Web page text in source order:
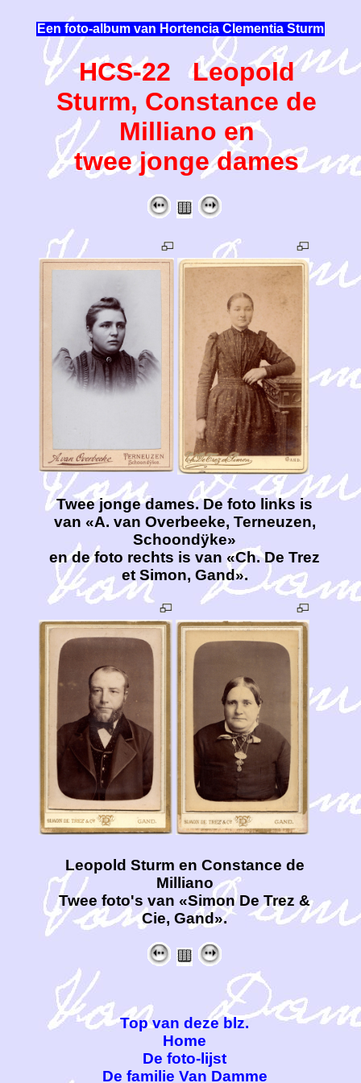
Een foto-album van Hortencia Clementia Sturm
HCS-22 Leopold
Sturm, Constance de
Milliano en
twee jonge dames
Twee jonge dames. De foto links is
van «A. van Overbeeke, Terneuzen,
Schoondÿke»
en de foto rechts is van «Ch. De Trez
et Simon, Gand».
Leopold Sturm en Constance de
Milliano
Twee foto's van «Simon De Trez &
Cie, Gand».
Top van deze blz.
Home
De foto-lijst
De familie Van Damme